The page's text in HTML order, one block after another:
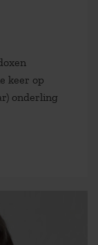
keer op
onderling